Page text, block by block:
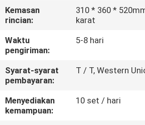
HUBUNGI
KAMI
BLOG
PERMINTAAN
PENAWARAN
Kemasan
rincian:
310 * 360 *
karat
Waktu
pengiriman:
5-8 hari
Syarat-syarat
pembayaran:
T / T, Western
Menyediakan
kemampuan:
10 set / hari